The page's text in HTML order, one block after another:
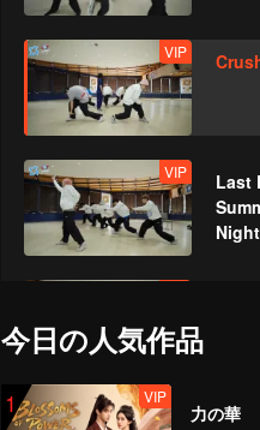
VIP
VIP
Last
VIP
今日の人気作品
1 VIP
力の華